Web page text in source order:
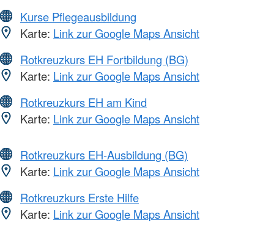
Kurse Pflegeausbildung
Karte: Link zur Google Maps Ansicht
Rotkreuzkurs EH Fortbildung (BG)
Karte: Link zur Google Maps Ansicht
Rotkreuzkurs EH am Kind
Karte: Link zur Google Maps Ansicht
Rotkreuzkurs EH-Ausbildung (BG)
Karte: Link zur Google Maps Ansicht
Rotkreuzkurs Erste Hilfe
Karte: Link zur Google Maps Ansicht